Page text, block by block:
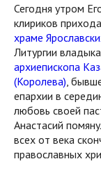
Сегодня утром
клириков
храме
Литургии
архиепископа
(Королева) ,
епархии в
любовь своей
Анастасий
всех от века
православных